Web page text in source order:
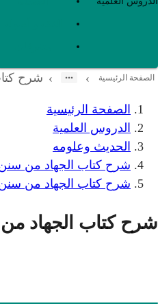
الصفحة الرئيسية ›
› شرح
الصفحة الرئيسية
الدروس العلمية
الحديث وعلومه
شرح كتاب الجهاد من سنن
شرح كتاب الجهاد من سنن
شرح كتاب الجهاد من